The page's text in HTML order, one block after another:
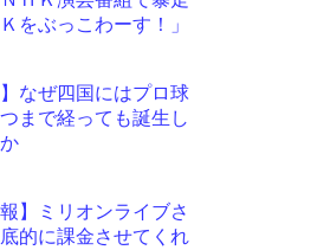
Ｋをぶっこわーす！」
】なぜ四国にはプロ球
まで経っても誕生し
報】ミリオンライブさ
的に課金させてくれ